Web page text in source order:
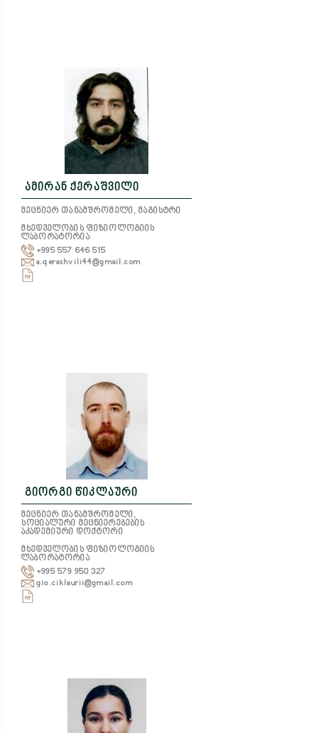
ამირან ქერაშვილი
მეცნიერ თანამშრომელი, მაგისტრი
მხედველობის ფიზიოლოგიის
ლაბორატორია
+995 557 646 515
a.qerashvili44@gmail.com
გიორგი წიკლაური
მეცნიერ თანამშრომელი,
სოციალური მეცნიერებების
აკადემიური დოქტორი
მხედველობის ფიზიოლოგიის
ლაბორატორია
+995 579 950 327
gio.ciklaurii@gmail.com